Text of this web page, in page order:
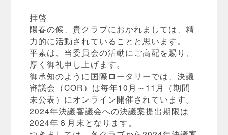
拝啓
陽春の候、貴クラブにおかれましては、精
力的に活動されていることと思います。
平素は、当委員会の活動にご高配を賜り、
厚く御礼申し上げます。
御承知のように国際ロータリーでは、決議
審議会（COR）は毎年10月～11月（期間
未公表）にオンライン開催されています。
2024年決議審議会への決議案提出期限は
2024年６月末となります。